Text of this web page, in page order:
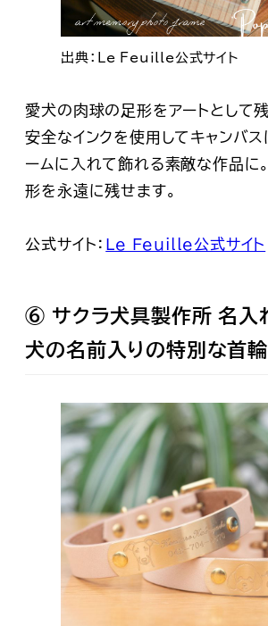
出典：Le Feuille公式サイト
愛犬の肉球の足形をアートとして
安全なインクを使用してキャンバス
ームに入れて飾れる素敵な作品に
形を永遠に残せます。
公式サイト： Le Feuille公式サイト
⑥ サクラ犬具製作所 名入
犬の名前入りの特別な首輪